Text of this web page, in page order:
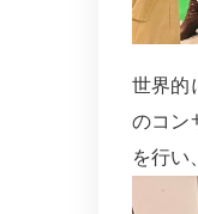
世界的
のコン
を行い